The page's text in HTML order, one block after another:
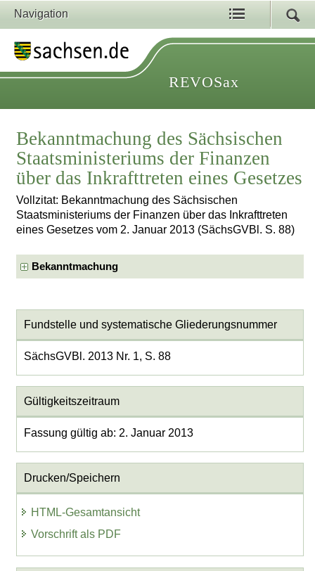
Navigation
REVOSax
Bekanntmachung des Sächsischen
Staatsministeriums der Finanzen
über das Inkrafttreten eines Gesetzes
Vollzitat: Bekanntmachung des Sächsischen
Staatsministeriums der Finanzen über das Inkrafttreten
eines Gesetzes vom 2. Januar 2013 (SächsGVBl. S. 88)
Bekanntmachung
Fundstelle und systematische Gliederungsnummer
SächsGVBl. 2013 Nr. 1, S. 88
Gültigkeitszeitraum
Fassung gültig ab: 2. Januar 2013
Drucken/Speichern
HTML-Gesamtansicht
Vorschrift als PDF